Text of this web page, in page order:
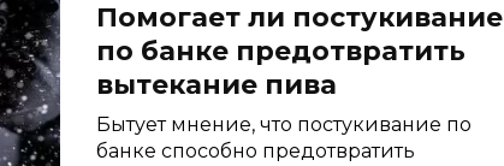
Помогает ли постукивание
по банке предотвратить
вытекание пива
Бытует мнение, что постукивание по
банке способно предотвратить